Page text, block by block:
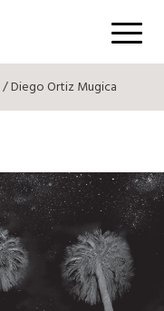
Menú
/ Diego Ortiz Mugica